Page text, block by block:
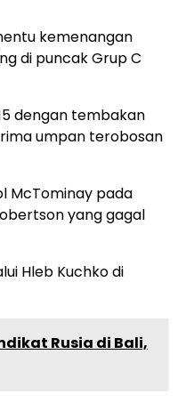
kemenangan
di puncak Grup C
dengan tembakan
umpan terobosan
McTominay pada
yang gagal
Hleb Kuchko di
Rusia di Bali,